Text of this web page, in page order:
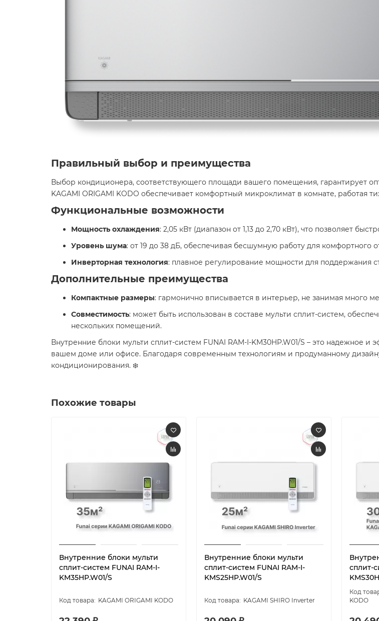
Правильный выбор и преимущества
Выбор кондиционера, соответствующего площади вашего помещения, гарантирует
KAGAMI ORIGAMI KODO обеспечивает комфортный микроклимат в комнате, работая
Функциональные возможности
Мощность охлаждения: 2,05 кВт (диапазон от 1,13 до 2,70 кВт), что позволяет
Уровень шума: от 19 до 38 дБ, обеспечивая бесшумную работу для комфортного
Инверторная технология: плавное регулирование мощности для поддержания
Дополнительные преимущества
Компактные размеры: гармонично вписывается в интерьер, не занимая много
Совместимость: может быть использован в составе мульти сплит-систем,
нескольких помещений.
Внутренние блоки мульти сплит-систем FUNAI RAM-I-KM30HP.W01/S – это надежное
вашем доме или офисе. Благодаря современным технологиям и продуманному
кондиционирования. ❄️
Похожие товары
Внутренние блоки мульти
сплит-систем FUNAI RAM-I-
KM35HP.W01/S
KAGAMI ORIGAMI KODO
Внутренние блоки мульти
сплит-систем FUNAI RAM-I-
KMS25HP.W01/S
KAGAMI SHIRO Inverter
сплит-
KODO